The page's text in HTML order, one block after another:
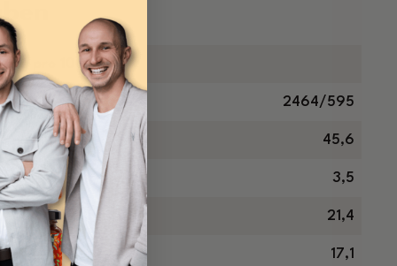
pro 100g
2464/595
45,6
in g 3,5
21,4
17,1